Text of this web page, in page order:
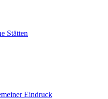
Stätten
Eindruck